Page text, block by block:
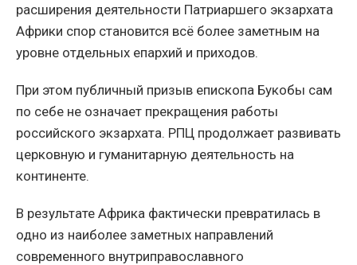
расширения деятельности Патриаршего экзархата
Африки спор становится всё более заметным на
уровне отдельных епархий и приходов.
При этом публичный призыв епископа Букобы сам
по себе не означает прекращения работы
российского экзархата. РПЦ продолжает развивать
церковную и гуманитарную деятельность на
континенте.
В результате Африка фактически превратилась в
одно из наиболее заметных направлений
современного внутриправославного